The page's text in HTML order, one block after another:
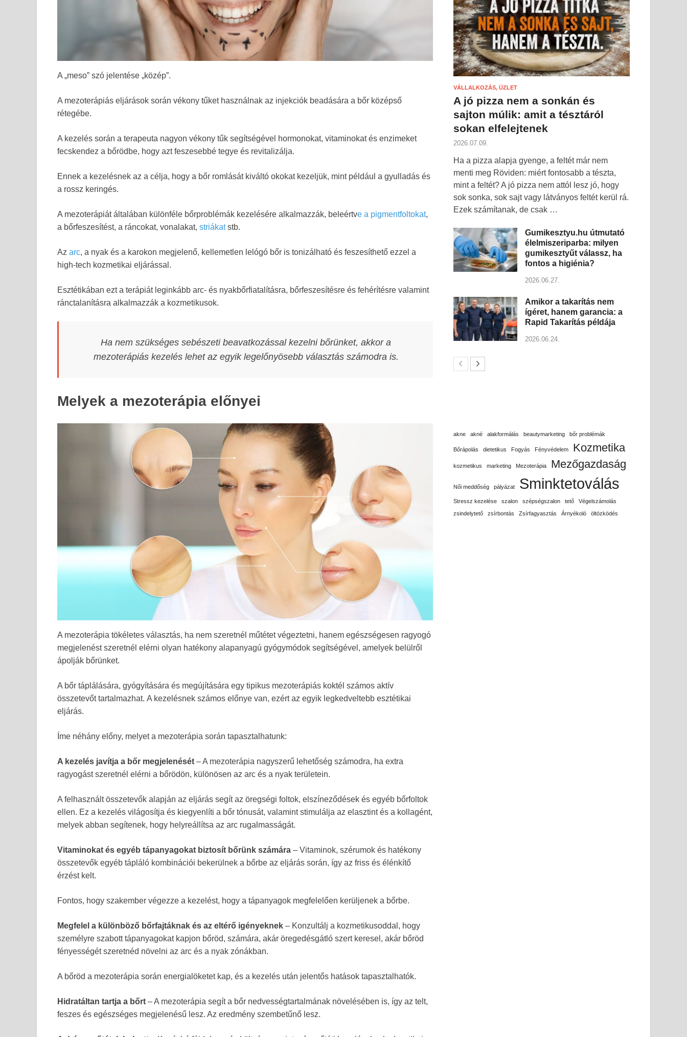
A „meso” szó jelentése „közép”.
A mezoterápiás eljárások során vékony tűket használnak az injekciók beadására a bőr középső
rétegébe.
A kezelés során a terapeuta nagyon vékony tűk segítségével hormonokat, vitaminokat és enzimeket
fecskendez a bőrödbe, hogy azt feszesebbé tegye és revitalizálja.
Ennek a kezelésnek az a célja, hogy a bőr romlását kiváltó okokat kezeljük, mint például a gyulladás és
a rossz keringés.
A mezoterápiát általában különféle bőrproblémák kezelésére alkalmazzák, beleértve a pigmentfoltokat,
a bőrfeszesítést, a ráncokat, vonalakat, striákatstb.
Az arc, a nyak és a karokon megjelenő, kellemetlen lelógó bőr is tonizálható és feszesíthető ezzel a
high-tech kozmetikai eljárással.
Esztétikában ezt a terápiát leginkább arc- és nyakbőrfiatalításra, bőrfeszesítésre és fehérítésre valamint
ránctalanításra alkalmazzák a kozmetikusok.
Ha nem szükséges sebészeti beavatkozással kezelni bőrünket, akkor a
mezoterápiás kezelés lehet az egyik legelőnyösebb választás számodra is.
Melyek a mezoterápia előnyei
A mezoterápia tökéletes választás, ha nem szeretnél műtétet végeztetni, hanem egészségesen ragyogó
megjelenést szeretnél elérni olyan hatékony alapanyagú gyógymódok segítségével, amelyek belülről
ápolják bőrünket.
A bőr táplálására, gyógyítására és megújítására egy tipikus mezoterápiás koktél számos aktív
összetevőt tartalmazhat. A kezelésnek számos előnye van, ezért az egyik legkedveltebb esztétikai
eljárás.
Íme néhány előny, melyet a mezoterápia során tapasztalhatunk:
A kezelés javítja a bőr megjelenését – A mezoterápia nagyszerű lehetőség számodra, ha extra
ragyogást szeretnél elérni a bőrödön, különösen az arc és a nyak területein.
A felhasznált összetevők alapján az eljárás segít az öregségi foltok, elszíneződések és egyéb bőrfoltok
ellen. Ez a kezelés világosítja és kiegyenlíti a bőr tónusát, valamint stimulálja az elasztint és a kollagént,
melyek abban segítenek, hogy helyreállítsa az arc rugalmasságát.
Vitaminokat és egyéb tápanyagokat biztosít bőrünk számára – Vitaminok, szérumok és hatékony
összetevők egyéb tápláló kombinációi bekerülnek a bőrbe az eljárás során, így az friss és élénkítő
érzést kelt.
Fontos, hogy szakember végezze a kezelést, hogy a tápanyagok megfelelően kerüljenek a bőrbe.
Megfelel a különböző bőrfajtáknak és az eltérő igényeknek – Konzultálj a kozmetikusoddal, hogy
személyre szabott tápanyagokat kapjon bőröd, számára, akár öregedésgátló szert keresel, akár bőröd
fényességét szeretnéd növelni az arc és a nyak zónákban.
A bőröd a mezoterápia során energialöketet kap, és a kezelés után jelentős hatások tapasztalhatók.
Hidratáltan tartja a bőrt – A mezoterápia segít a bőr nedvességtartalmának növelésében is, így az telt,
feszes és egészséges megjelenésű lesz. Az eredmény szembetűnő lesz.
VÁLLALKOZÁS, ÜZLET
A jó pizza nem a sonkán és
sajton múlik: amit a tésztáról
sokan elfelejtenek
2026.07.09.
Ha a pizza alapja gyenge, a feltét már nem
menti meg Röviden: miért fontosabb a tészta,
mint a feltét? A jó pizza nem attól lesz jó, hogy
sok sonka, sok sajt vagy látványos feltét kerül rá.
Ezek számítanak, de csak …
Gumikesztyu.hu útmutató
élelmiszeriparba: milyen
gumikesztyűt válassz, ha
fontos a higiénia?
2026.06.27.
Amikor a takarítás nem
ígéret, hanem garancia: a
Rapid Takarítás példája
2026.06.24.
akne akné alakformálás beautymarketing bőr problémák
Bőrápolás dietetikus Fogyás Fényvédelem Kozmetika
kozmetikus marketing Mezoterápia Mezőgazdaság
Női meddőség pályázat Sminktetoválás
Stressz kezelése szalon szépségszalon tető
Végelszámolás
zsindelytető
zsírbontás Zsírfagyasztás Árnyékoló öltözködés